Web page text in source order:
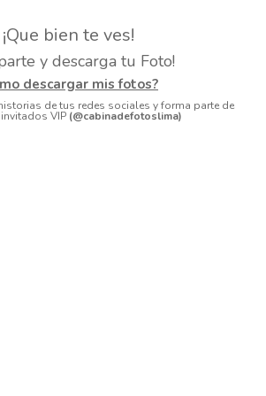
¡Que bien te ves!
y descarga tu Foto!
descargar mis fotos?
de tus redes sociales y forma parte de
VIP (@cabinadefotoslima)